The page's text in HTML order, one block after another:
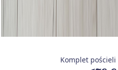
Komplet pościeli